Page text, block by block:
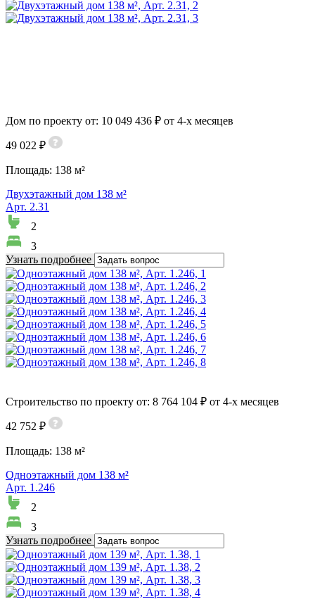
Дом по проекту от: 10 049 436 ₽ от 4-х месяцев
49 022 ₽
Площадь: 138 м²
Двухэтажный дом 138 м²
Арт. 2.31
2
3
Узнать подробнее
Строительство по проекту от: 8 764 104 ₽ от 4-х месяцев
42 752 ₽
Площадь: 138 м²
Одноэтажный дом 138 м²
Арт. 1.246
2
3
Узнать подробнее